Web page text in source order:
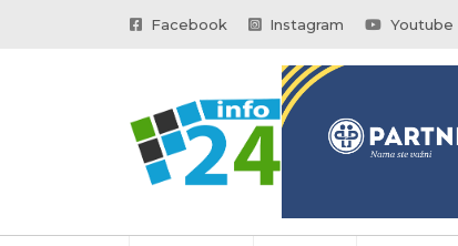
Facebook Instagram Youtube